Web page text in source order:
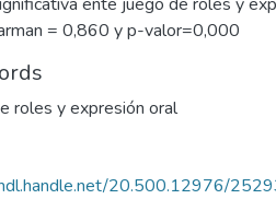
= 0,860 y p-valor=0,000
roles y expresión oral
20.500.12976/